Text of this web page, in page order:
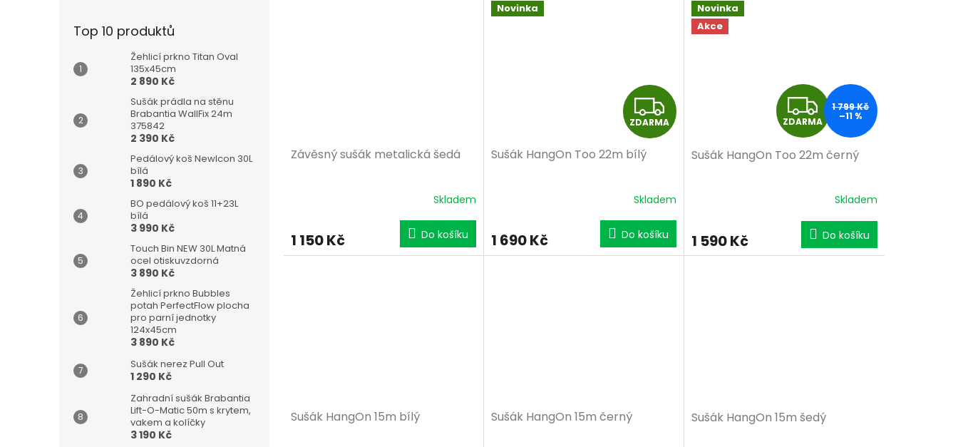
Top 10 produktů
Žehlicí prkno Titan Oval
135x45cm
2 890 Kč
Sušák prádla na stěnu
Brabantia WallFix 24m
375842
2 390 Kč
Pedálový koš NewIcon 30L
bílá
1 890 Kč
BO pedálový koš 11+23L
bílá
3 990 Kč
Touch Bin NEW 30L Matná
ocel otiskuvzdorná
3 890 Kč
Žehlicí prkno Bubbles
potah PerfectFlow plocha
pro parní jednotky
124x45cm
3 890 Kč
Sušák nerez Pull Out
1 290 Kč
Zahradní sušák Brabantia
Lift-O-Matic 50m s krytem,
vakem a kolíčky
3 190 Kč
Závěsný sušák metalická šedá
Skladem
1 150 Kč Do košíku
Novinka
Z
D
R
M
A
ZDARMA
Sušák HangOn Too 22m bílý
Skladem
1 690 Kč Do košíku
Novinka
Akce
Z
D
A
R
M
A
ZDARMA
1 799 Kč
–11 %
Sušák HangOn Too 22m černý
Skladem
1 590 Kč Do košíku
Sušák HangOn 15m bílý Sušák HangOn 15m černý Sušák HangOn 15m šedý